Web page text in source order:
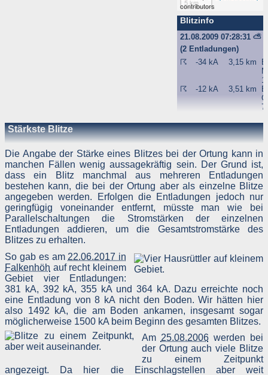
5 km
contributors
Blitzinfo
21.08.2009 07:28:31⛅
(2 Entladungen)
☈
-34 kA 3,15 km
☈
-12 kA 3,51 km
Stärkste Blitze
Die Angabe der Stärke eines Blitzes bei der Ortung kann in
manchen Fällen wenig aussagekräftig sein. Der Grund ist,
dass ein Blitz manchmal aus mehreren Entladungen
bestehen kann, die bei der Ortung aber als einzelne Blitze
angegeben werden. Erfolgen die Entladungen jedoch nur
geringfügig voneinander entfernt, müsste man wie bei
Parallelschaltungen die Stromstärken der einzelnen
Entladungen addieren, um die Gesamtstromstärke des
Blitzes zu erhalten.
So gab es am 22.06.2017 in
Falkenhöh auf recht kleinem
Gebiet vier Entladungen:
381 kA, 392 kA, 355 kA und 364 kA. Dazu erreichte noch
eine Entladung von 8 kA nicht den Boden. Wir hätten hier
also 1492 kA, die am Boden ankamen, insgesamt sogar
möglicherweise 1500 kA beim Beginn des gesamten Blitzes.
Am 25.08.2006werden bei
der Ortung auch viele Blitze
zu einem Zeitpunkt
angezeigt. Da hier die Einschlagstellen aber weit